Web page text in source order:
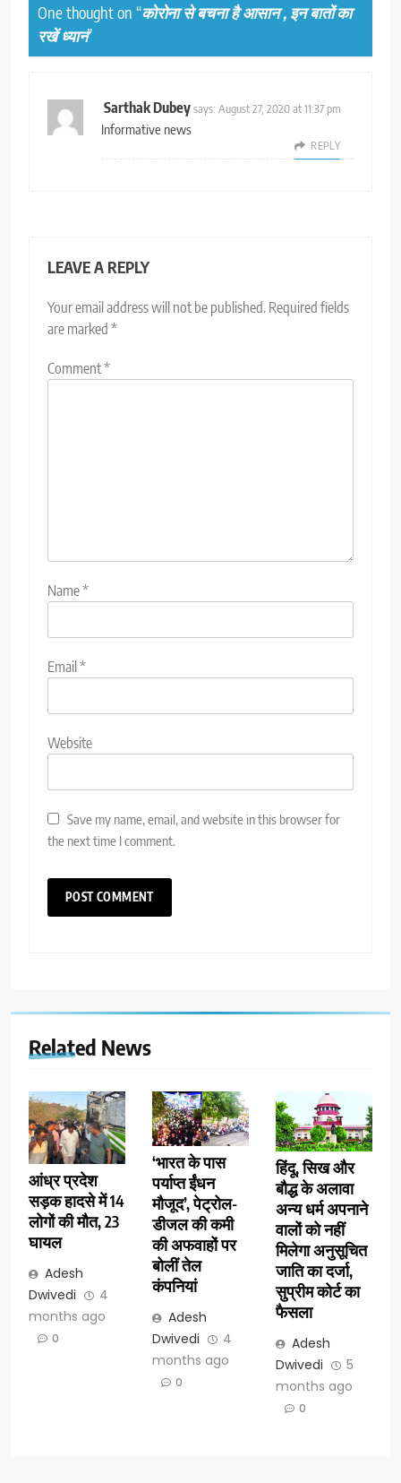
One thought on “कोरोना से बचना है आसान , इन बातों का
रखें ध्यान”
Sarthak Dubeysays: August 27, 2020 at 11:37 pm
Informative news
REPLY
LEAVE A REPLY
Your email address will not be published. Required fields
are marked *
Comment*
Name*
Email*
Website
Save my name, email, and website in this browser for
the next time I comment.
Related News
आंध्र प्रदेश
सड़क हादसे में 14
लोगों की मौत, 23
घायल
Adesh
Dwivedi
4
months ago
0
‘भारत के पास
पर्याप्त ईंधन
मौजूद’, पेट्रोल-
डीजल की कमी
की अफवाहों पर
बोलीं तेल
कंपनियां
Adesh
Dwivedi
4
months ago
0
हिंदू, सिख और
बौद्ध के अलावा
अन्य धर्म अपनाने
वालों को नहीं
मिलेगा अनुसूचित
जाति का दर्जा,
सुप्रीम कोर्ट का
फैसला
Adesh
Dwivedi
5
months ago
0